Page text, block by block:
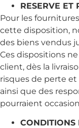
RESERVE ET
Pour les
cette disposition,
des biens vendus
Ces dispositions
client, dès la
risques de perte
ainsi que des
pourraient
CONDITIONS